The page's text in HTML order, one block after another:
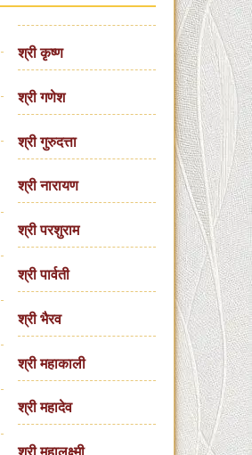
श्री कृष्ण
श्री गणेश
श्री गुरुदत्ता
श्री नारायण
श्री परशुराम
श्री पार्वती
श्री भैरव
श्री महाकाली
श्री महादेव